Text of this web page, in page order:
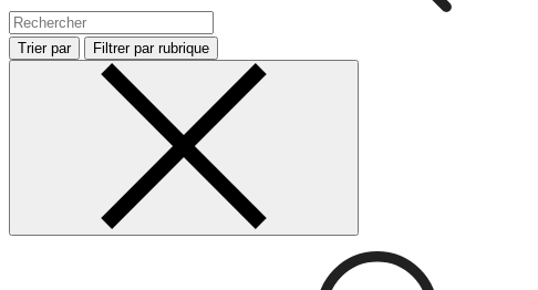
Trier par Filtrer par rubrique